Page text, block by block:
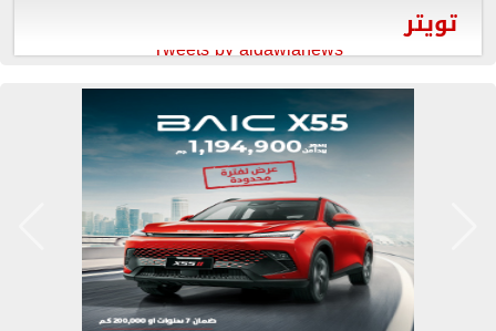
تويتر
Tweets by aldawlanews